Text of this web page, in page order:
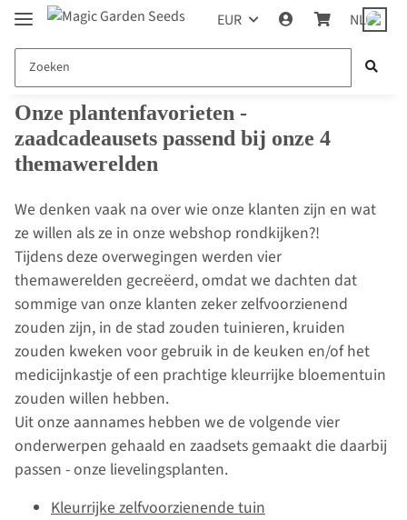
EUR NL
Onze plantenfavorieten -
zaadcadeausets passend bij onze 4
themawerelden
We denken vaak na over wie onze klanten zijn en wat
ze willen als ze in onze webshop rondkijken?!
Tijdens deze overwegingen werden vier
themawerelden gecreëerd, omdat we dachten dat
sommige van onze klanten zeker zelfvoorzienend
zouden zijn, in de stad zouden tuinieren, kruiden
zouden kweken voor gebruik in de keuken en/of het
medicijnkastje of een prachtige kleurrijke bloementuin
zouden willen hebben.
Uit onze aannames hebben we de volgende vier
onderwerpen gehaald en zaadsets gemaakt die daarbij
passen - onze lievelingsplanten.
Kleurrijke zelfvoorzienende tuin